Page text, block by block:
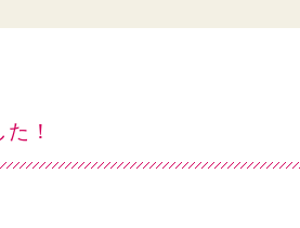
！